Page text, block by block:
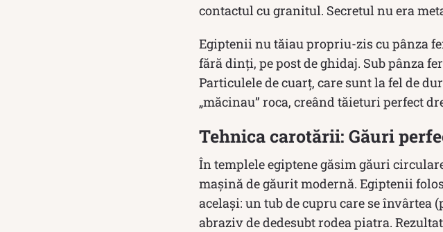
contactul cu granitul. Secretul nu era
Egiptenii nu tăiau propriu-zis cu pânza
fără dinți, pe post de ghidaj. Sub pânza
Particulele de cuarț, care sunt la fel de
„măcinau” roca, creând tăieturi perfect
Tehnica carotării: Găuri
În templele egiptene găsim găuri
mașină de găurit modernă. Egiptenii
același: un tub de cupru care se
abraziv de dedesubt rodea piatra.